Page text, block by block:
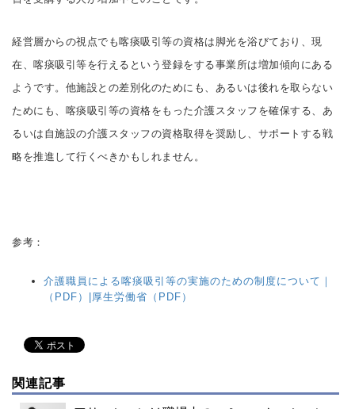
経営層からの視点でも喀痰吸引等の資格は脚光を浴びており、現
在、喀痰吸引等を行えるという登録をする事業所は増加傾向にある
ようです。他施設との差別化のためにも、あるいは後れを取らない
ためにも、喀痰吸引等の資格をもった介護スタッフを確保する、あ
るいは自施設の介護スタッフの資格取得を奨励し、サポートする戦
略を推進して行くべきかもしれません。
参考：
介護職員による喀痰吸引等の実施のための制度について｜
（PDF）|厚生労働省（PDF）
関連記事